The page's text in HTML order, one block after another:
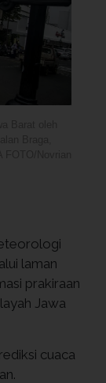
laman
prakiraan
Jawa
cuaca